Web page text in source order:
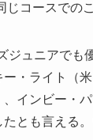
コースでの
ュニアでも
・ライト（
、インビー・
とも言える